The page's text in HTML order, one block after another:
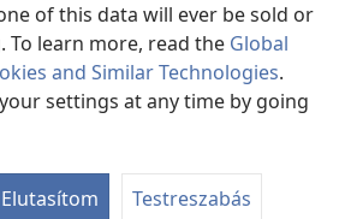
of this data will ever be sold or
learn more, read the Global
and Similar Technologies.
settings at any time by going
Elutasítom Testreszabás
Bible and Tract Society of Pennsylvania.
BEÁLLÍTÁSOK